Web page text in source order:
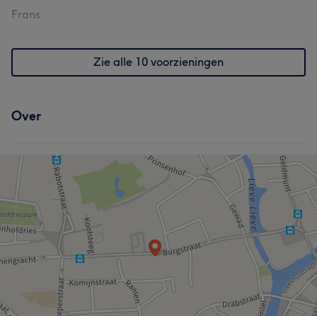
Frans
Zie alle 10 voorzieningen
Over